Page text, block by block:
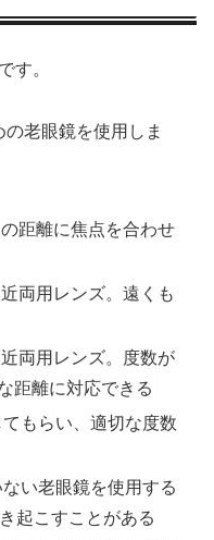
す。
老眼鏡を使用しま
距離に焦点を合わせ
両用レンズ。遠くも
両用レンズ。度数が
距離に対応できる
もらい、適切な度数
い老眼鏡を使用する
起こすことがある